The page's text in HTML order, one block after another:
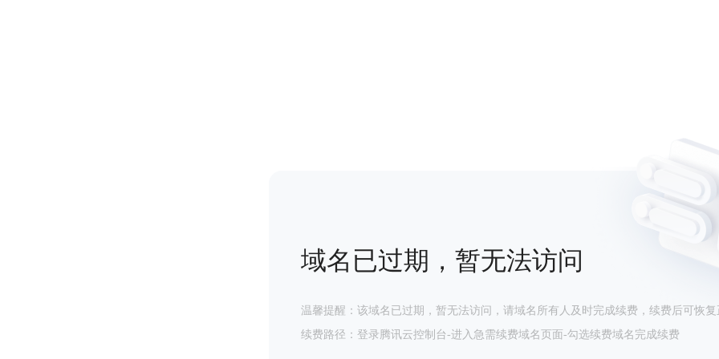
域名已过期，暂无法访问
温馨提醒：该域名已过期，暂无法访问，请域名所有人及时完成续费，续费后可恢复
续费路径：登录腾讯云控制台-进入急需续费域名页面-勾选续费域名完成续费